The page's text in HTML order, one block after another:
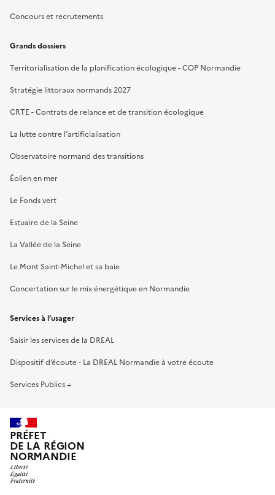
Concours et recrutements
Grands dossiers
Territorialisation de la planification écologique - COP Normandie
Stratégie littoraux normands 2027
CRTE - Contrats de relance et de transition écologique
La lutte contre l’artificialisation
Observatoire normand des transitions
Éolien en mer
Le Fonds vert
Estuaire de la Seine
La Vallée de la Seine
Le Mont Saint-Michel et sa baie
Concertation sur le mix énergétique en Normandie
Services à l’usager
Saisir les services de la DREAL
Dispositif d’écoute - La DREAL Normandie à votre écoute
Services Publics +
PRÉFET
DE LA RÉGION
NORMANDIE